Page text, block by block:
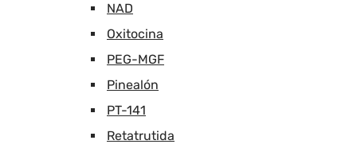
NAD
Oxitocina
PEG-MGF
Pinealón
PT-141
Retatrutida